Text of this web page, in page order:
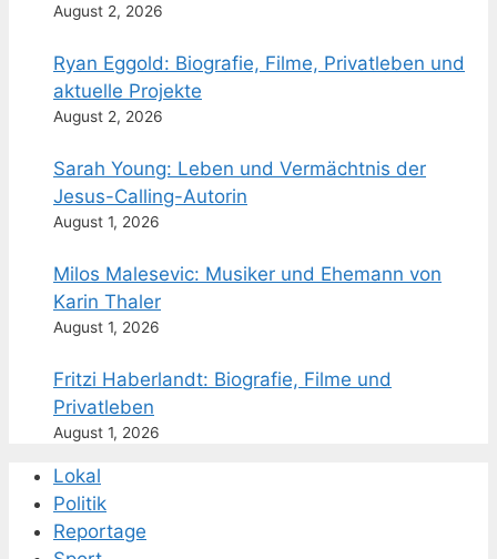
August 2, 2026
Ryan Eggold: Biografie, Filme, Privatleben und
aktuelle Projekte
August 2, 2026
Sarah Young: Leben und Vermächtnis der
Jesus-Calling-Autorin
August 1, 2026
Milos Malesevic: Musiker und Ehemann von
Karin Thaler
August 1, 2026
Fritzi Haberlandt: Biografie, Filme und
Privatleben
August 1, 2026
Lokal
Politik
Reportage